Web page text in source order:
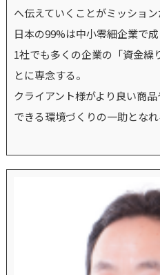
へ伝えていくことがミッション
日本の99%は中小零細企業で
1社でも多くの企業の「資金繰
とに専念する。
クライアント様がより良い商
できる環境づくりの一助とな